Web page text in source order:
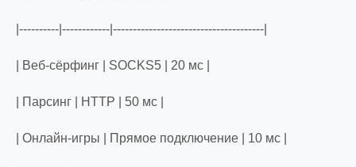
|----------|------------|--------------------------------------|
| Веб-сёрфинг | SOCKS5 | 20 мс |
| Парсинг | HTTP | 50 мс |
| Онлайн-игры | Прямое подключение | 10 мс |